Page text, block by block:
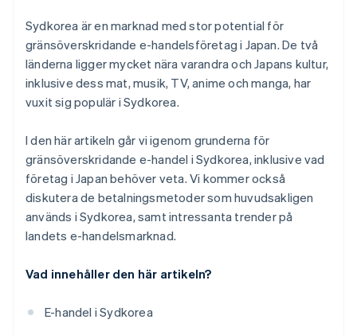
Sydkorea är en marknad med stor potential för
gränsöverskridande e-handelsföretag i Japan. De två
länderna ligger mycket nära varandra och Japans kultur,
inklusive dess mat, musik, TV, anime och manga, har
vuxit sig populär i Sydkorea.
I den här artikeln går vi igenom grunderna för
gränsöverskridande e-handel i Sydkorea, inklusive vad
företag i Japan behöver veta. Vi kommer också
diskutera de betalningsmetoder som huvudsakligen
används i Sydkorea, samt intressanta trender på
landets e-handelsmarknad.
Vad innehåller den här artikeln?
E-handel i Sydkorea